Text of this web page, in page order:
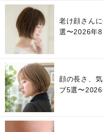
老け顔さん
選〜2026年8
顔の長さ、
ブ5選〜